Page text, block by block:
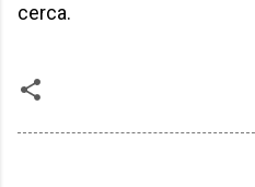
cerca.